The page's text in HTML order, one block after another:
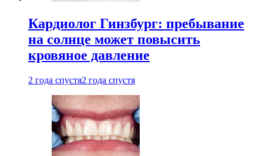
Кардиолог Гинзбург: пребывание
на солнце может повысить
кровяное давление
2 года спустя2 года спустя